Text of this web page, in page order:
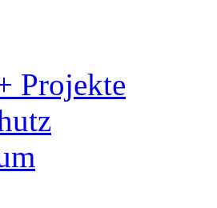
Projekte